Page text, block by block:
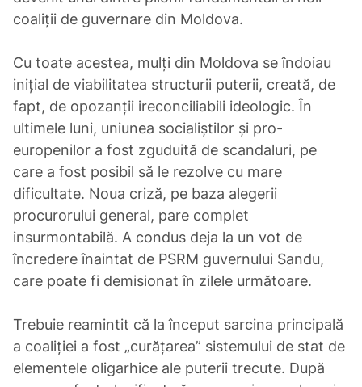
coaliții de guvernare din Moldova.
Cu toate acestea, mulți din Moldova se îndoiau
inițial de viabilitatea structurii puterii, creată, de
fapt, de opozanții ireconciliabili ideologic. În
ultimele luni, uniunea socialiștilor și pro-
europenilor a fost zguduită de scandaluri, pe
care a fost posibil să le rezolve cu mare
dificultate. Noua criză, pe baza alegerii
procurorului general, pare complet
insurmontabilă. A condus deja la un vot de
încredere înaintat de PSRM guvernului Sandu,
care poate fi demisionat în zilele următoare.
Trebuie reamintit că la început sarcina principală
a coaliției a fost „curățarea” sistemului de stat de
elementele oligarhice ale puterii trecute. După